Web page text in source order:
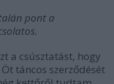
pont a
a csúsztatást, hogy
táncos szerződését